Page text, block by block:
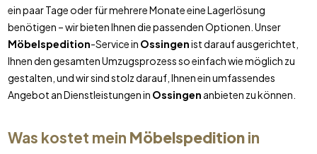
ein paar Tage oder für mehrere Monate eine Lagerlösung
benötigen – wir bieten Ihnen die passenden Optionen. Unser
Möbelspedition-Service in Ossingenist darauf ausgerichtet,
Ihnen den gesamten Umzugsprozess so einfach wie möglich zu
gestalten, und wir sind stolz darauf, Ihnen ein umfassendes
Angebot an Dienstleistungen in Ossingen anbieten zu können.
Was kostet mein Möbelspeditionin